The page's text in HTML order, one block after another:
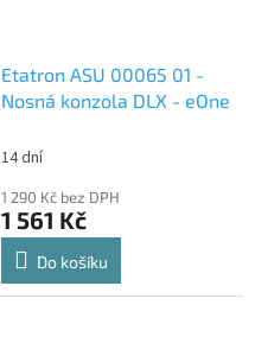
Etatron ASU 00065 01 -
Nosná konzola DLX - eOne
14 dní
1 290 Kč bez DPH
1 561 Kč
Do košíku